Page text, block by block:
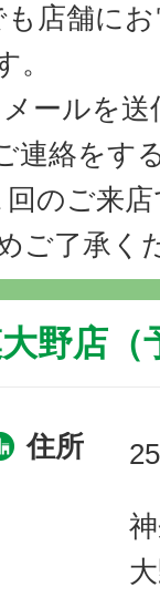
店舗に
。
ールを
連絡をす
のご来
ご了承く
野店（
住所